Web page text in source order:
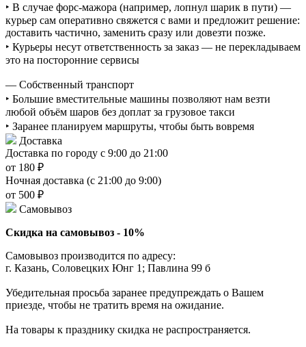
‣ В случае форс-мажора (например, лопнул шарик в пути) —
курьер сам оперативно свяжется с вами и предложит решение:
доставить частично, заменить сразу или довезти позже.
‣ Курьеры несут ответственность за заказ — не перекладываем
это на посторонние сервисы
— Собственный транспорт
‣ Большие вместительные машины позволяют нам везти
любой объём шаров без доплат за грузовое такси
‣ Заранее планируем маршруты, чтобы быть вовремя
Доставка
Доставка по городу с 9:00 до 21:00
от 180 ₽
Ночная доставка (с 21:00 до 9:00)
от 500 ₽
Самовывоз
Скидка на самовывоз - 10%
Самовывоз производится по адресу:
г. Казань, Соловецких Юнг 1; Павлина 99 б
Убедительная просьба заранее предупреждать о Вашем
приезде, чтобы не тратить время на ожидание.
На товары к празднику скидка не распространяется.